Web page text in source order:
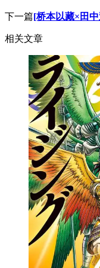
下一篇[桥本以藏×田
相关文章